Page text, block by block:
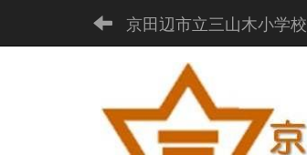
京田辺市立三山木小学校